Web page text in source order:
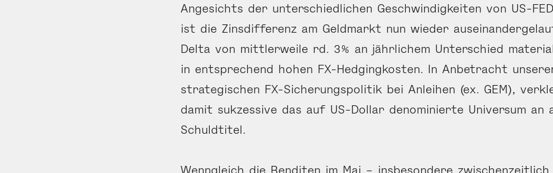
Angesichts der unterschiedlichen Geschwindigkeiten von US-
ist die Zinsdifferenz am Geldmarkt nun wieder
Delta von mittlerweile rd. 3% an jährlichem Unterschied
in entsprechend hohen FX-Hedgingkosten. In Anbetracht
strategischen FX-Sicherungspolitik bei Anleihen (ex. GEM),
damit sukzessive das auf US-Dollar denominierte Universum
Schuldtitel.
Wenngleich die Renditen im Mai – insbesondere